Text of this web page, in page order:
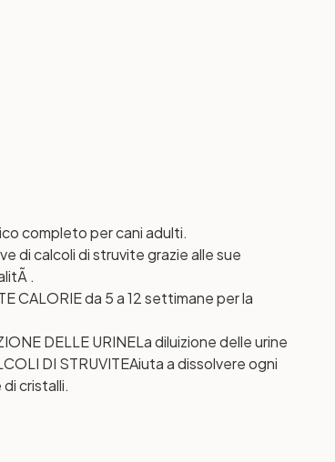
completo per cani adulti.
di calcoli di struvite grazie alle sue
.
CALORIE da 5 a 12 settimane per la
DELLE URINELa diluizione delle urine
DI STRUVITEAiuta a dissolvere ogni
cristalli.